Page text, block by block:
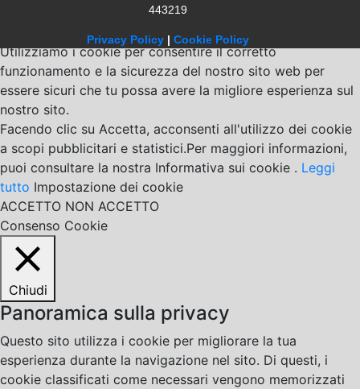
443219
Privacy Policy | Cookie Policy
Utilizziamo i cookie per consentire il corretto
funzionamento e la sicurezza del nostro sito web per
essere sicuri che tu possa avere la migliore esperienza sul
nostro sito.
Facendo clic su Accetta, acconsenti all'utilizzo dei cookie
a scopi pubblicitari e statistici.Per maggiori informazioni,
puoi consultare la nostra Informativa sui cookie . Leggi
tutto Impostazione dei cookie
ACCETTO NON ACCETTO
Consenso Cookie
Chiudi
Panoramica sulla privacy
Questo sito utilizza i cookie per migliorare la tua
esperienza durante la navigazione nel sito. Di questi, i
cookie classificati come necessari vengono memorizzati